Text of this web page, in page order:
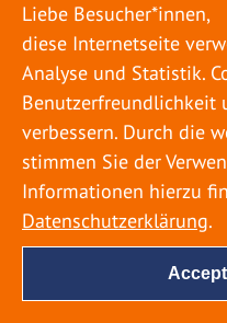
genießen ihren
weiter weg, die
lieber in der Heimat.
Zeit wegfahren
beachten, damit
Überraschung
möglichst
Liebe Besucher*innen,
diese Internetseite
Analyse und Statistik.
Benutzerfreundlichkeit
verbessern. Durch die
stimmen Sie der
Informationen hierzu
Datenschutzerklärung.